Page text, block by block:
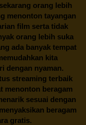
orang lebih
menonton tayangan
film serta tidak
orang lebih suka
ada banyak tempat
kita
dengan nyaman.
streaming terbaik
menonton beragam
sesuai dengan
beragam
gratis.